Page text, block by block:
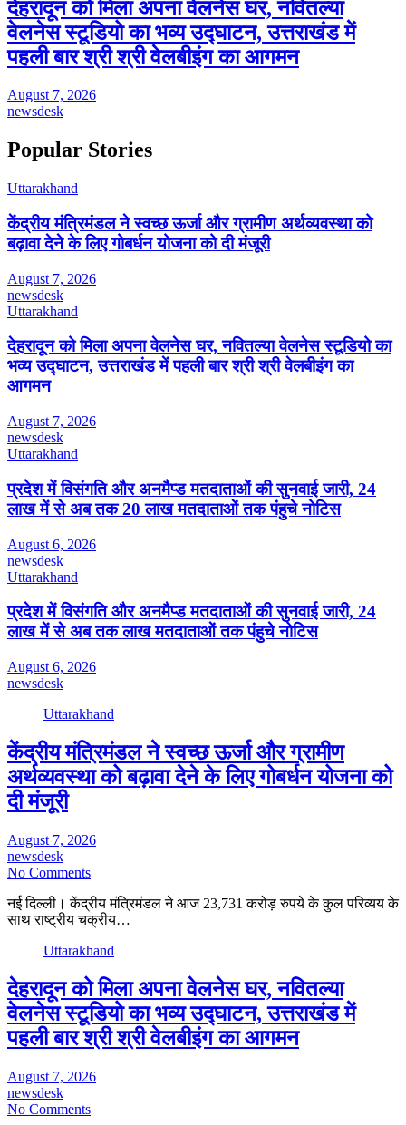
देहरादून को मिला अपना वेलनेस घर, नवितल्या
वेलनेस स्टूडियो का भव्य उद्घाटन, उत्तराखंड में
पहली बार श्री श्री वेलबीइंग का आगमन
August 7, 2026
newsdesk
Popular Stories
Uttarakhand
केंद्रीय मंत्रिमंडल ने स्वच्छ ऊर्जा और ग्रामीण अर्थव्यवस्था को
बढ़ावा देने के लिए गोबर्धन योजना को दी मंजूरी
August 7, 2026
newsdesk
Uttarakhand
देहरादून को मिला अपना वेलनेस घर, नवितल्या वेलनेस स्टूडियो का
भव्य उद्घाटन, उत्तराखंड में पहली बार श्री श्री वेलबीइंग का
आगमन
August 7, 2026
newsdesk
Uttarakhand
प्रदेश में विसंगति और अनमैप्ड मतदाताओं की सुनवाई जारी, 24
लाख में से अब तक 20 लाख मतदाताओं तक पंहुचे नोटिस
August 6, 2026
newsdesk
Uttarakhand
प्रदेश में विसंगति और अनमैप्ड मतदाताओं की सुनवाई जारी, 24
लाख में से अब तक लाख मतदाताओं तक पंहुचे नोटिस
August 6, 2026
newsdesk
Uttarakhand
केंद्रीय मंत्रिमंडल ने स्वच्छ ऊर्जा और ग्रामीण
अर्थव्यवस्था को बढ़ावा देने के लिए गोबर्धन योजना को
दी मंजूरी
August 7, 2026
newsdesk
No Comments
नई दिल्ली। केंद्रीय मंत्रिमंडल ने आज 23,731 करोड़ रुपये के कुल परिव्यय के
साथ राष्ट्रीय चक्रीय…
Uttarakhand
देहरादून को मिला अपना वेलनेस घर, नवितल्या
वेलनेस स्टूडियो का भव्य उद्घाटन, उत्तराखंड में
पहली बार श्री श्री वेलबीइंग का आगमन
August 7, 2026
newsdesk
No Comments